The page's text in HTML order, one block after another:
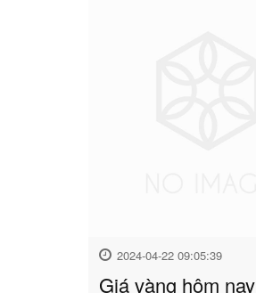
2024-04-22 09:05:39
Giá vàng hôm nay